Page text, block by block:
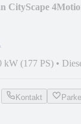
CityScape
kW (177 PS) •
Kontakt